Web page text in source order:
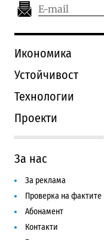
Икономика
Устойчивост
Технологии
Проекти
За нас
За реклама
Проверка на фактите
Абонамент
Контакти